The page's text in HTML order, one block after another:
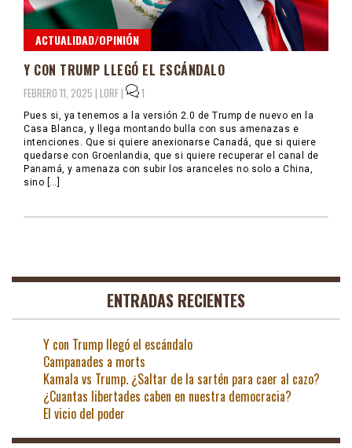
ACTUALIDAD/OPINIÓN
Y CON TRUMP LLEGÓ EL ESCÁNDALO
FEBRERO 11, 2025 | LORF| 1
Pues si, ya tenemos a la versión 2.0 de Trump de nuevo en la
Casa Blanca, y llega montando bulla con sus amenazas e
intenciones. Que si quiere anexionarse Canadá, que si quiere
quedarse con Groenlandia, que si quiere recuperar el canal de
Panamá, y amenaza con subir los aranceles no solo a China,
sino […]
ENTRADAS RECIENTES
Y con Trump llegó el escándalo
Campanades a morts
Kamala vs Trump. ¿Saltar de la sartén para caer al cazo?
¿Cuantas libertades caben en nuestra democracia?
El vicio del poder